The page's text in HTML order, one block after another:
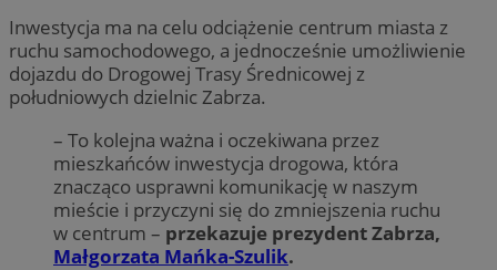
Inwestycja ma na celu odciążenie centrum miasta z
ruchu samochodowego, a jednocześnie umożliwienie
dojazdu do Drogowej Trasy Średnicowej z
południowych dzielnic Zabrza.
– To kolejna ważna i oczekiwana przez
mieszkańców inwestycja drogowa, która
znacząco usprawni komunikację w naszym
mieście i przyczyni się do zmniejszenia ruchu
w centrum – przekazuje prezydent Zabrza,
Małgorzata Mańka-Szulik.